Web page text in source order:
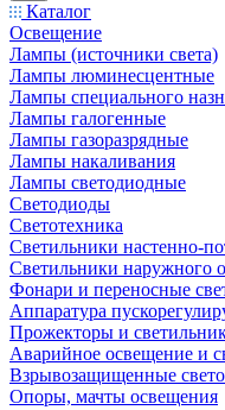
Каталог
Освещение
Лампы (источники света)
Лампы люминесцентные
Лампы специального
Лампы галогенные
Лампы газоразрядные
Лампы накаливания
Лампы светодиодные
Светодиоды
Светотехника
Светильники настенно-
Светильники наружного
Фонари и переносные
Аппаратура
Прожекторы и
Аварийное освещение и
Взрывозащищенные
Опоры, мачты освещения